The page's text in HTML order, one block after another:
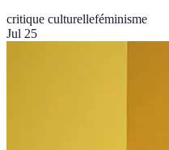
critique culturelleféminisme
Jul 25